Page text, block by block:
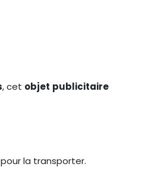
, cet objet publicitaire
la transporter.